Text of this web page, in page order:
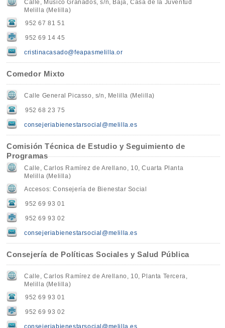
Calle, Músico Granados, s/n, Baja, Casa de la Juventud
Melilla (Melilla)
952 67 81 51
952 69 14 45
cristinacasado@feapasmelilla.or
Comedor Mixto
Calle General Picasso, s/n, Melilla (Melilla)
952 68 23 75
consejeriabienestarsocial@melilla.es
Comisión Técnica de Estudio y Seguimiento de
Programas
Calle, Carlos Ramírez de Arellano, 10, Cuarta Planta
Melilla (Melilla)
Accesos: Consejería de Bienestar Social
952 69 93 01
952 69 93 02
consejeriabienestarsocial@melilla.es
Consejería de Políticas Sociales y Salud Pública
Calle, Carlos Ramírez de Arellano, 10, Planta Tercera,
Melilla (Melilla)
952 69 93 01
952 69 93 02
consejeriabienestarsocial@melilla.es